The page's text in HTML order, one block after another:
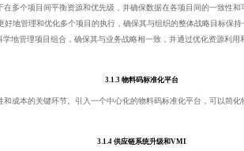
多个项目间平衡资源和优先级，并确保数据在各项目间的一致性
好地管理和优化多个项目的执行，确保其与组织的整体战略目标保
地管理项目组合，确保其与业务战略相一致，并通过优化资源利
3.1.3 物料码标准化平台
和成本的关键环节。引入一个中心化的物料码标准化平台，可以简
3.1.4 供应链系统升级和VMI